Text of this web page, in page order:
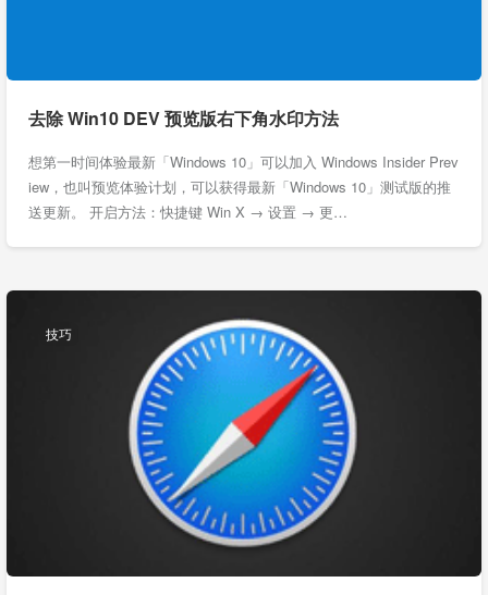
去除 Win10 DEV 预览版右下角水印方法
想第一时间体验最新「Windows 10」可以加入 Windows Insider Prev
iew，也叫预览体验计划，可以获得最新「Windows 10」测试版的推
送更新。 开启方法：快捷键 Win X → 设置 → 更…
技巧